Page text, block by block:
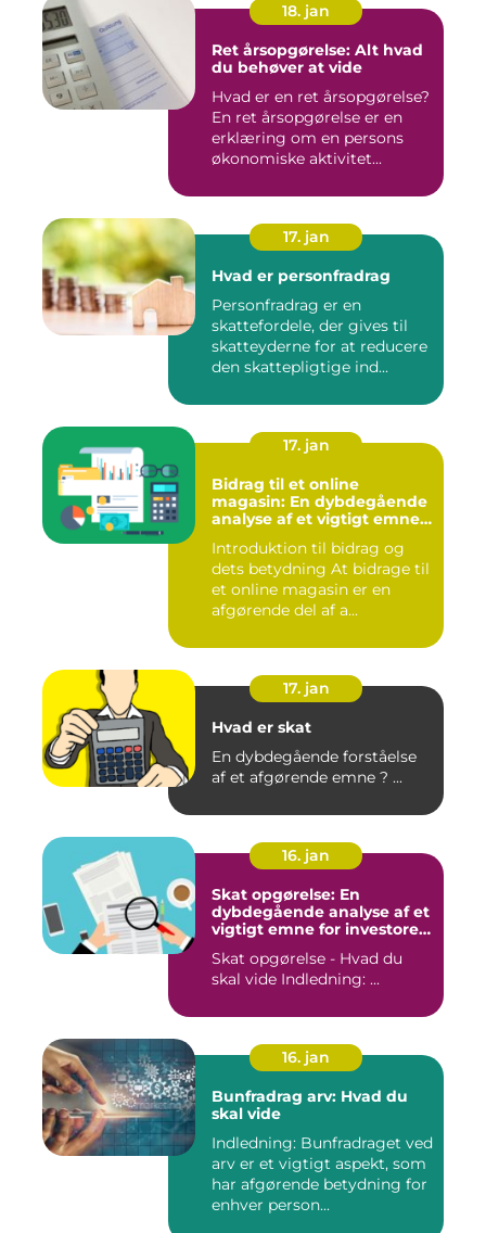
18. jan
Ret årsopgørelse: Alt hvad
du behøver at vide
Hvad er en ret årsopgørelse?
En ret årsopgørelse er en
erklæring om en persons
økonomiske aktivitet...
17. jan
Hvad er personfradrag
Personfradrag er en
skattefordele, der gives til
skatteyderne for at reducere
den skattepligtige ind...
17. jan
Bidrag til et online
magasin: En dybdegående
analyse af et vigtigt emne
Introduktion til bidrag og
dets betydning At bidrage til
et online magasin er en
afgørende del af a...
17. jan
Hvad er skat
En dybdegående forståelse
af et afgørende emne ? ...
16. jan
Skat opgørelse: En
dybdegående analyse af et
vigtigt emne for investorer
Skat opgørelse - Hvad du
skal vide Indledning: ...
16. jan
Bunfradrag arv: Hvad du
skal vide
Indledning: Bunfradraget ved
arv er et vigtigt aspekt, som
har afgørende betydning for
enhver person...